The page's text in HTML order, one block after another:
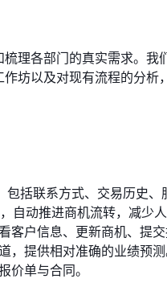
理各部门的真实需求。我
坊以及对现有流程的分析
括联系方式、交易历史、
自动推进商机流转，减少人
客户信息、更新商机、提交
，提供相对准确的业绩预测
价单与合同。